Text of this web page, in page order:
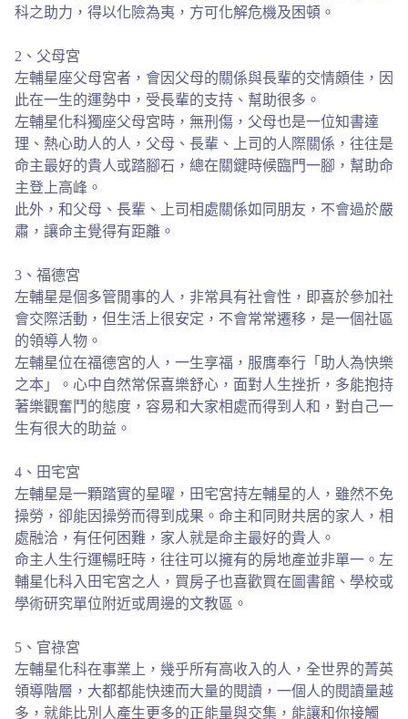
科之助力，得以化險為夷，方可化解危機及困頓。
2、父母宮
左輔星座父母宮者，會因父母的關係與長輩的交情頗佳，因
此在一生的運勢中，受長輩的支持、幫助很多。
左輔星化科獨座父母宮時，無刑傷，父母也是一位知書達
理、熱心助人的人，父母、長輩、上司的人際關係，往往是
命主最好的貴人或踏腳石，總在關鍵時候臨門一腳，幫助命
主登上高峰。
此外，和父母、長輩、上司相處關係如同朋友，不會過於嚴
肅，讓命主覺得有距離。
3、福德宮
左輔星是個多管閒事的人，非常具有社會性，即喜於參加社
會交際活動，但生活上很安定，不會常常遷移，是一個社區
的領導人物。
左輔星位在福德宮的人，一生享福，服膺奉行「助人為快樂
之本」。心中自然常保喜樂舒心，面對人生挫折，多能抱持
著樂觀奮鬥的態度，容易和大家相處而得到人和，對自己一
生有很大的助益。
4、田宅宮
左輔星是一顆踏實的星曜，田宅宮持左輔星的人，雖然不免
操勞，卻能因操勞而得到成果。命主和同財共居的家人，相
處融洽，有任何困難，家人就是命主最好的貴人。
命主人生行運暢旺時，往往可以擁有的房地產並非單一。左
輔星化科入田宅宮之人，買房子也喜歡買在圖書館、學校或
學術研究單位附近或周邊的文教區。
5、官祿宮
左輔星化科在事業上，幾乎所有高收入的人，全世界的菁英
領導階層，大都都能快速而大量的閱讀，一個人的閱讀量越
多，就能比別人產生更多的正能量與交集，能讓和你接觸